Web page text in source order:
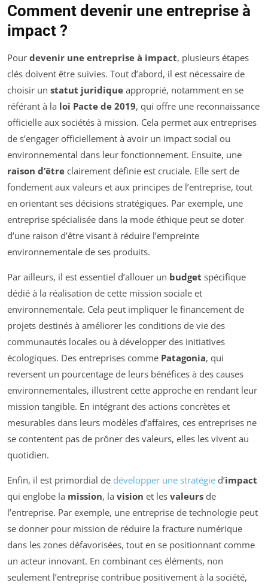
Comment devenir une entreprise à
impact ?
Pour devenir une entreprise à impact, plusieurs étapes
clés doivent être suivies. Tout d’abord, il est nécessaire de
choisir un statut juridique approprié, notamment en se
référant à la loi Pacte de 2019, qui offre une reconnaissance
officielle aux sociétés à mission. Cela permet aux entreprises
de s’engager officiellement à avoir un impact social ou
environnemental dans leur fonctionnement. Ensuite, une
raison d’être clairement définie est cruciale. Elle sert de
fondement aux valeurs et aux principes de l’entreprise, tout
en orientant ses décisions stratégiques. Par exemple, une
entreprise spécialisée dans la mode éthique peut se doter
d’une raison d’être visant à réduire l’empreinte
environnementale de ses produits.
Par ailleurs, il est essentiel d’allouer un budget spécifique
dédié à la réalisation de cette mission sociale et
environnementale. Cela peut impliquer le financement de
projets destinés à améliorer les conditions de vie des
communautés locales ou à développer des initiatives
écologiques. Des entreprises comme Patagonia, qui
reversent un pourcentage de leurs bénéfices à des causes
environnementales, illustrent cette approche en rendant leur
mission tangible. En intégrant des actions concrètes et
mesurables dans leurs modèles d’affaires, ces entreprises ne
se contentent pas de prôner des valeurs, elles les vivent au
quotidien.
Enfin, il est primordial de développer une stratégie d’impact
qui englobe la mission, la vision et les valeurs de
l’entreprise. Par exemple, une entreprise de technologie peut
se donner pour mission de réduire la fracture numérique
dans les zones défavorisées, tout en se positionnant comme
un acteur innovant. En combinant ces éléments, non
seulement l’entreprise contribue positivement à la société,